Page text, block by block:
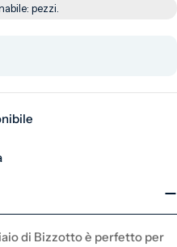
pezzi.
di Bizzotto è perfetto per